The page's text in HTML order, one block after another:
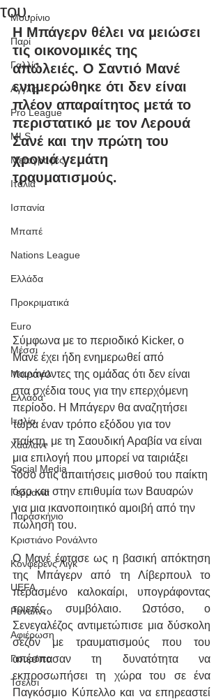
Μουρίνιο
Παρί
Γαλλία
Αγγλία
Pro League
MLS
Μεταγραφές
Ιταλία
Ισπανία
Μπαπέ
Nations League
Ελλάδα
Προκριματικά
Euro
Μέσσι
Μουντιάλ
Ελλάδα
Ιταλία
Χάαλαντ
Social Media
Γερμανία
Παρασκήνιο
Κριστιάνο Ρονάλντο
Κόνφερενς Λιγκ
UEFA
Ρονάλντο
Αφιέρωση
Γιουρόπα
Τσέλσι
του.
Η Μπάγερν θέλει να μειώσει
τις οικονομικές της
απώλειές. Ο Σαντιό Μανέ
ενημερώθηκε ότι δεν είναι
πλέον απαραίτητος μετά το
περιστατικό με τον Λερουά
Σανέ και την πρώτη του
χρονιά γεμάτη
τραυματισμούς.
Σύμφωνα με το περιοδικό Kicker, ο
Μανέ έχει ήδη ενημερωθεί από
παράγοντες της ομάδας ότι δεν είναι
στα σχέδια τους για την επερχόμενη
περίοδο. Η Μπάγερν θα αναζητήσει
τώρα έναν τρόπο εξόδου για τον
παίκτη, με τη Σαουδική Αραβία να είναι
μια επιλογή που μπορεί να ταιριάξει
τόσο στις απαιτήσεις μισθού του παίκτη
όσο και στην επιθυμία των Βαυαρών
για μια ικανοποιητικό αμοιβή από την
πώλησή του.
Ο Μανέ έφτασε ως η βασική απόκτηση
της Μπάγερν από τη Λίβερπουλ το
περασμένο καλοκαίρι, υπογράφοντας
τριετές συμβόλαιο. Ωστόσο, ο
Σενεγαλέζος αντιμετώπισε μια δύσκολη
σεζόν με τραυματισμούς που του
απέσπασαν τη δυνατότητα να
εκπροσωπήσει τη χώρα του σε ένα
Παγκόσμιο Κύπελλο και να επηρεαστεί